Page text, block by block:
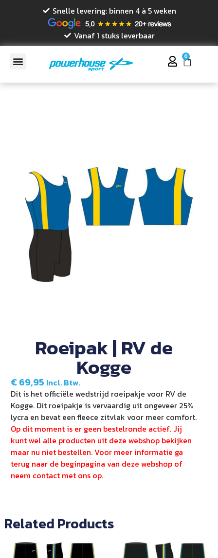
Snelle levering: binnen 4 à 5 weken
Vanaf 1 stuks leverbaar
0
Roeipak | RV de
Kogge
€ 69,95 Incl. Btw.
Dit is het officiële wedstrijd roeipakje voor RV de
Kogge. Dit roeipakje is vervaardig uit ongeveer 25%
lycra en bevat een fleece zitvlak voor meer comfort.
Op dit moment is er geen bestelronde actief. Jij
kunt wel alle producten uit deze webshop bekijken
maar nu niet bestellen. Voor meer informatie ga
terug naar de beginpagina van deze webshop of
neem contact met ons op.
Related Products